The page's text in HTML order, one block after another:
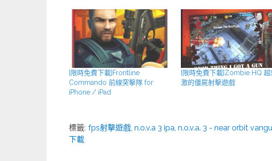
[限時免費下載]Frontline
Commando 前線突擊隊 for
iPhone / iPad
[限時免費下載]Zombie HQ 超
激的僵屍射擊遊戲
標籤: fps射擊遊戲 n.o.v.a 3 ipa n.o.v.a. 3 - near orbit
下載